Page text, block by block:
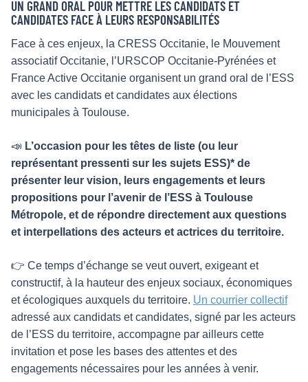
UN GRAND ORAL POUR METTRE LES CANDIDATS ET
CANDIDATES FACE À LEURS RESPONSABILITÉS
Face à ces enjeux, la CRESS Occitanie, le Mouvement
associatif Occitanie, l’URSCOP Occitanie-Pyrénées et
France Active Occitanie organisent un grand oral de l’ESS
avec les candidats et candidates aux élections
municipales à Toulouse.
📣 L’occasion pour les têtes de liste (ou leur
représentant pressenti sur les sujets ESS)* de
présenter leur vision, leurs engagements et leurs
propositions pour l’avenir de l’ESS à Toulouse
Métropole, et de répondre directement aux questions
et interpellations des acteurs et actrices du territoire.
👉 Ce temps d’échange se veut ouvert, exigeant et
constructif, à la hauteur des enjeux sociaux, économiques
et écologiques auxquels du territoire. Un courrier collectif
adressé aux candidats et candidates, signé par les acteurs
de l’ESS du territoire, accompagne par ailleurs cette
invitation et pose les bases des attentes et des
engagements nécessaires pour les années à venir.